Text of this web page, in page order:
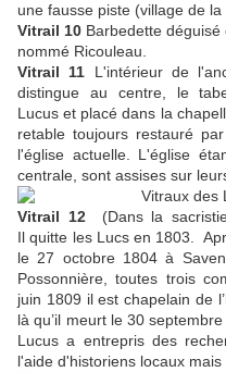
une fausse piste (village de la
Vitrail 10 Barbedette
nommé Ricouleau.
Vitrail 11 L'intérieur de
distingue au centre, le
Lucus et placé dans la
retable toujours restauré
l'église actuelle. L'église
centrale, sont assises sur
Vitrail 12
(Dans la
Il quitte les Lucs en 1803.
le 27 octobre 1804 à
Possonnière, toutes trois
juin 1809 il est chapelain de
là qu’il meurt le 30
Lucus a entrepris des
l'aide d'historiens locaux mais